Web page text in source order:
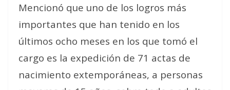
Mencionó que uno de los logros más
importantes que han tenido en los
últimos ocho meses en los que tomó el
cargo es la expedición de 71 actas de
nacimiento extemporáneas, a personas